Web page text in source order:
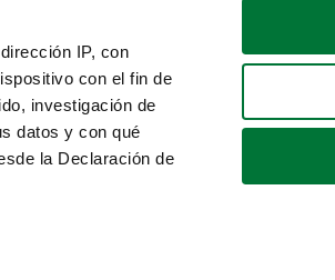
IP, con
con el fin de
investigación de
datos y con qué
la Declaración de